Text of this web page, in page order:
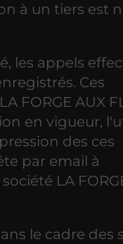
à un tiers est
les appels
Ces
FORGE AUX
en vigueur,
des ces
par email à
LA
le cadre des